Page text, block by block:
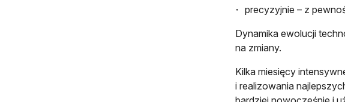
precyzyjnie – z
Dynamika ewolucji
na zmiany.
Kilka miesięcy
i realizowania